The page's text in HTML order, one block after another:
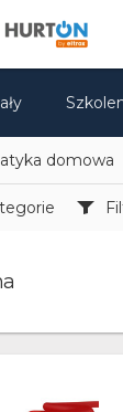
domowa